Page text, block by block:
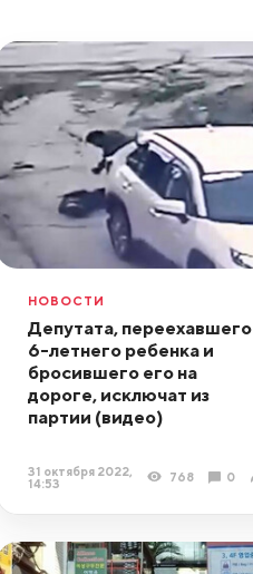
НОВОСТИ
Депутата, переехавшего
6-летнего ребенка и
бросившего его на
дороге, исключат из
партии (видео)
31 октября 2022,
14:53
768 0